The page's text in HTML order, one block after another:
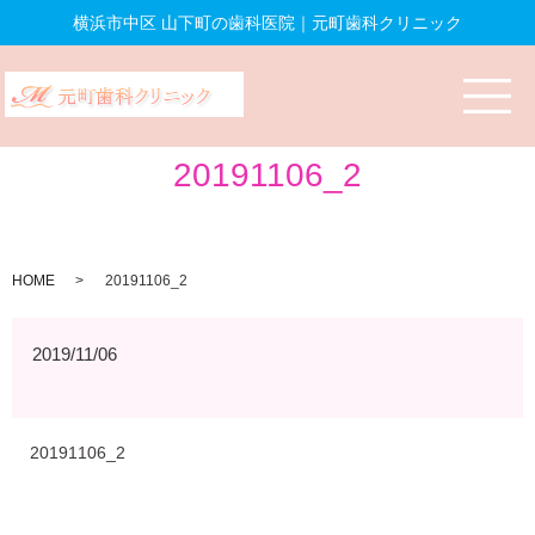
横浜市中区 山下町の歯科医院｜元町歯科クリニック
20191106_2
HOME 20191106_2
2019/11/06
20191106_2